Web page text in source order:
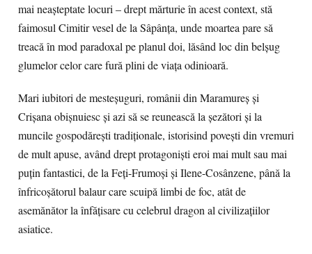
mai neaşteptate locuri – drept mărturie în acest context, stă
faimosul Cimitir vesel de la Sâpânţa, unde moartea pare să
treacă în mod paradoxal pe planul doi, lăsând loc din belşug
glumelor celor care fură plini de viaţa odinioară.
Mari iubitori de mesteşuguri, românii din Maramureş şi
Crişana obişnuiesc şi azi să se reunească la şezători şi la
muncile gospodăreşti tradiţionale, istorisind poveşti din vremuri
de mult apuse, având drept protagonişti eroi mai mult sau mai
puţin fantastici, de la Feţi-Frumoşi şi Ilene-Cosânzene, până la
înfricoşătorul balaur care scuipă limbi de foc, atât de
asemănător la înfăţisare cu celebrul dragon al civilizaţiilor
asiatice.